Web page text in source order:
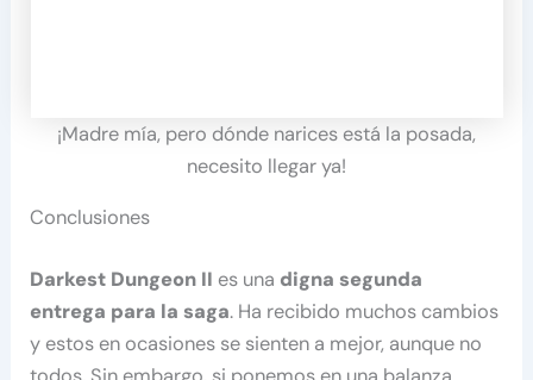
¡Madre mía, pero dónde narices está la posada,
necesito llegar ya!
Conclusiones
Darkest Dungeon II es una digna segunda
entrega para la saga. Ha recibido muchos cambios
y estos en ocasiones se sienten a mejor, aunque no